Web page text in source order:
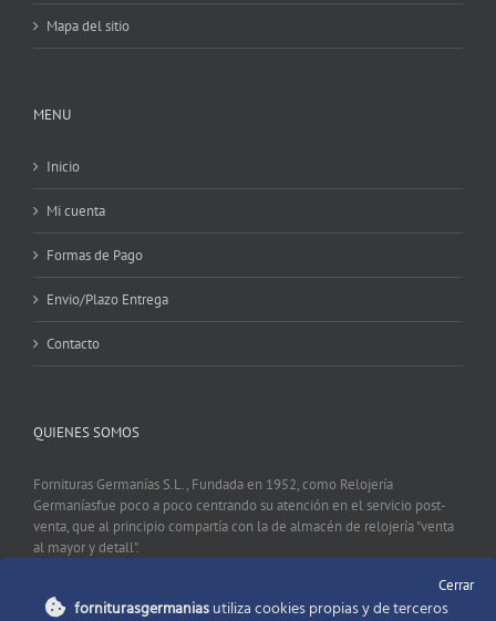
Mapa del sitio
MENU
Inicio
Mi cuenta
Formas de Pago
Envio/Plazo Entrega
Contacto
QUIENES SOMOS
Fornituras Germanías S.L., Fundada en 1952, como Relojería
Germaníasfue poco a poco centrando su atención en el servicio post-
venta, que al principio compartía con la de almacén de relojería "venta
al mayor y detall".
Cerrar
forniturasgermaniasutiliza cookies propias y de terceros